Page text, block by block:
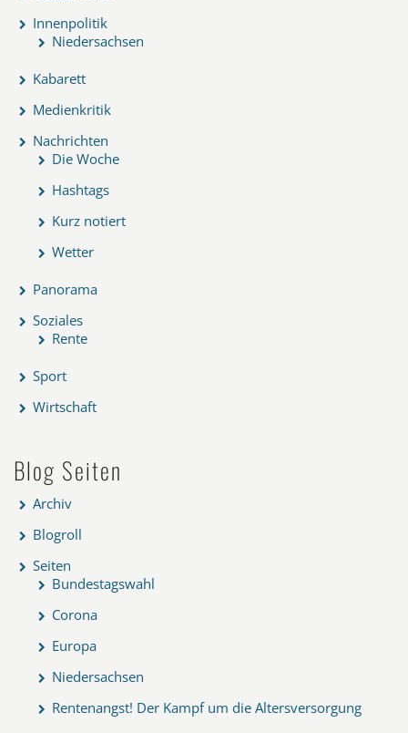
Innenpolitik
Niedersachsen
Kabarett
Medienkritik
Nachrichten
Die Woche
Hashtags
Kurz notiert
Wetter
Panorama
Soziales
Rente
Sport
Wirtschaft
Blog Seiten
Archiv
Blogroll
Seiten
Bundestagswahl
Corona
Europa
Niedersachsen
Rentenangst! Der Kampf um die Altersversorgung